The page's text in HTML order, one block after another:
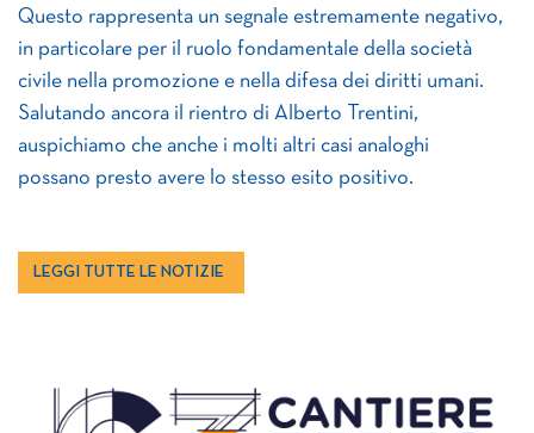
Questo rappresenta un segnale estremamente negativo,
in particolare per il ruolo fondamentale della società
civile nella promozione e nella difesa dei diritti umani.
Salutando ancora il rientro di Alberto Trentini,
auspichiamo che anche i molti altri casi analoghi
possano presto avere lo stesso esito positivo.
LEGGI TUTTE LE NOTIZIE